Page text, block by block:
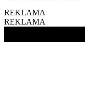
REKLAMA
REKLAMA